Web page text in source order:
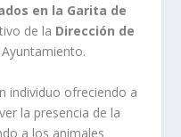
en la Garita de
de la Dirección de
individuo ofreciendo a
la presencia de la
a los animales